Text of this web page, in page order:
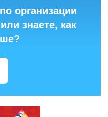
организации
знаете, как